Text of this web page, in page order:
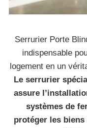
Serrurier Porte
indispensable
logement en un
Le serrurier
assure
systèmes de
protéger les